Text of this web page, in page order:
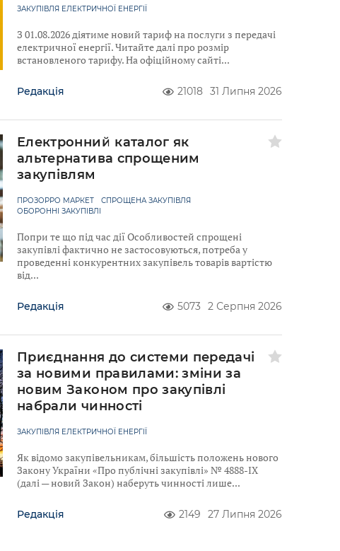
ЗАКУПІВЛЯ ЕЛЕКТРИЧНОЇ ЕНЕРГІЇ
З 01.08.2026 діятиме новий тариф на послуги з передачі
електричної енергії. Читайте далі про розмір
встановленого тарифу. На офіційному сайті
Редакція 21018 31 Липня 2026
Електронний каталог як
альтернатива спрощеним
закупівлям
ПРОЗОРРО МАРКЕТ
СПРОЩЕНА ЗАКУПІВЛЯ
ОБОРОННІ ЗАКУПІВЛІ
Попри те що під час дії Особливостей спрощені
закупівлі фактично не застосовуються, потреба у
проведенні конкурентних закупівель товарів вартістю
від
Редакція 5073 2 Серпня 2026
Приєднання до системи передачі
за новими правилами: зміни за
новим Законом про закупівлі
набрали чинності
ЗАКУПІВЛЯ ЕЛЕКТРИЧНОЇ ЕНЕРГІЇ
Як відомо закупівельникам, більшість положень нового
Закону України «Про публічні закупівлі» № 4888-IX
(далі — новий Закон) наберуть чинності лише
Редакція 2149 27 Липня 2026